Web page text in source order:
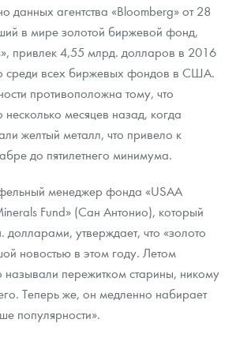
монет
металлов
данных агентства «Bloomberg» от 28
в мире золотой биржевой фонд,
привлек 4,55 млрд. долларов в 2016
среди всех биржевых фондов в США.
противоположна тому, что
несколько месяцев назад, когда
желтый металл, что привело к
до пятилетнего минимума.
менеджер фонда «USAA
Fund» (Сан Антонио), который
долларами, утверждает, что «золото
новостью в этом году. Летом
называли пережитком старины, никому
Теперь же, он медленно набирает
популярности».